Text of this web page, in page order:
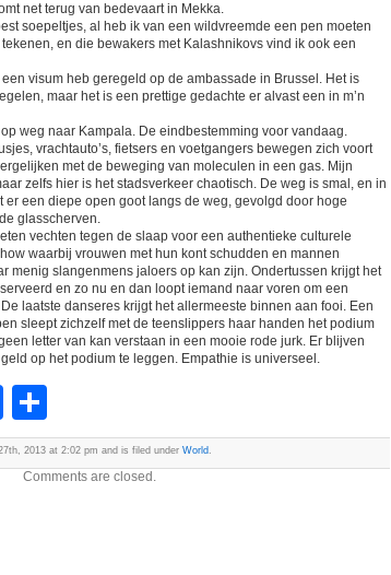
net terug van bedevaart in Mekka.
soepeltjes, al heb ik van een wildvreemde een pen moeten
en die bewakers met Kalashnikovs vind ik ook een
visum heb geregeld op de ambassade in Brussel. Het is
maar het is een prettige gedachte er alvast een in m’n
weg naar Kampala. De eindbestemming voor vandaag.
vrachtauto’s, fietsers en voetgangers bewegen zich voort
met de beweging van moleculen in een gas. Mijn
zelfs hier is het stadsverkeer chaotisch. De weg is smal, en in
er een diepe open goot langs de weg, gevolgd door hoge
glasscherven.
vechten tegen de slaap voor een authentieke culturele
waarbij vrouwen met hun kont schudden en mannen
menig slangenmens jaloers op kan zijn. Ondertussen krijgt het
en zo nu en dan loopt iemand naar voren om een
laatste danseres krijgt het allermeeste binnen aan fooi. Een
sleept zichzelf met de teenslippers haar handen het podium
letter van kan verstaan in een mooie rode jurk. Er blijven
op het podium te leggen. Empathie is universeel.
Facebook
2013 at 2:02 pm and is filed under World .
Comments are closed.